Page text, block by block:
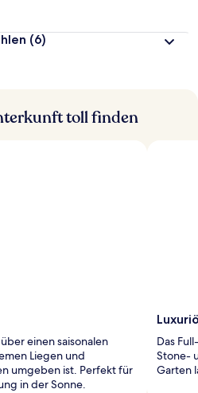
(6)
toll finden
einen saisonalen
Liegen und
umgeben ist. Perfekt für
in der Sonne.
Das
Stone-
Garten